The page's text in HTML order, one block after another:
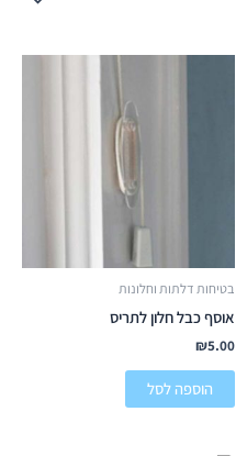
בטיחות דלתות וחלונות
אוסף כבל חלון לתריס
₪5.00
הוספה לסל